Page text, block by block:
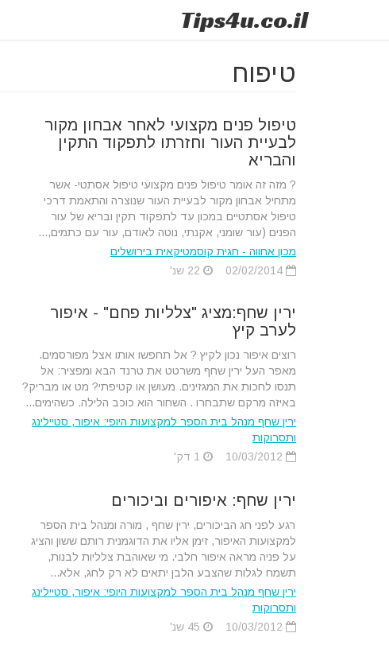
Tips4u.co.il
טיפוח
טיפול פנים מקצועי לאחר אבחון מקור
לבעיית העור וחזרתו לתפקוד התקין
והבריא
? מזה זה אומר טיפול פנים מקצועי טיפול אסתטי- אשר
מתחיל אבחון מקור לבעיית העור שנוצרה והתאמת דרכי
טיפול אסתטיים במכון עד לתפקוד תקין ובריא של עור
הפנים (עור שומני, אקנתי, נוטה לאודם, עור עם כתמים,...
מכון אחווה - חגית קוסמטיקאית בירושלים
ירין שחף:מציג "צלליות פחם" - איפור
לערב קיץ
רוצים איפור נכון לקיץ ? אל תחפשו אותו אצל מפורסמים.
מאפר העל ירין שחף משרטט את טרנד הבא ומפציר: אל
תנסו לחכות את המגזינים. מעושן או קטיפתי? מט או מבריק?
באיזה מרקם שתבחרו . השחור הוא כוכב הלילה. כשהימים...
ירין שחף מנהל בית הספר למקצועות היופי: איפור, סטיילינג
ותסרוקות
ירין שחף: איפורים וביכורים
רגע לפני חג הביכורים, ירין שחף , מורה ומנהל בית הספר
למקצועות האיפור, זימן אליו את הדוגמנית רותם ששון והציג
על פניה מראה איפור חלבי. מי שאוהבת צלליות לבנות,
תשמח לגלות שהצבע הלבן יתאים לא רק לחג, אלא...
ירין שחף מנהל בית הספר למקצועות היופי: איפור, סטיילינג
ותסרוקות